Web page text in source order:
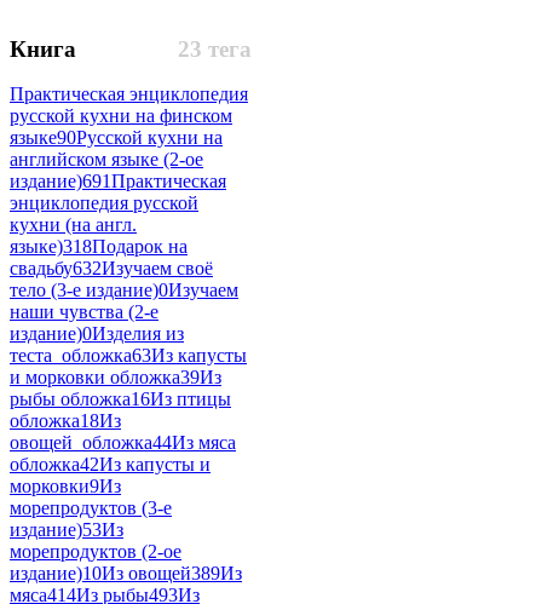
23 тега
Книга
Практическая энциклопедия
русской кухни на финском
языке90Русской кухни на
английском языке (2-ое
издание)691Практическая
энциклопедия русской
кухни (на англ.
языке)318Подарок на
свадьбу632Изучаем своё
тело (3-е издание)0Изучаем
наши чувства (2-е
издание)0Изделия из
теста_обложка63Из капусты
и морковки обложка39Из
рыбы обложка16Из птицы
обложка18Из
овощей_обложка44Из мяса
обложка42Из капусты и
морковки9Из
морепродуктов (3-е
издание)53Из
морепродуктов (2-ое
издание)10Из овощей389Из
мяса414Из рыбы493Из